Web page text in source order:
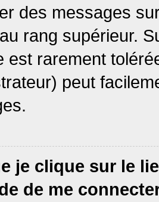
des messages
rang supérieur.
est rarement
peut
je clique sur le
de me